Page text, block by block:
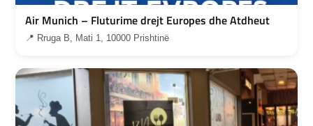
Air Munich – Fluturime drejt Europes dhe Atdheut
📍 Rruga B, Mati 1, 10000 Prishtinë